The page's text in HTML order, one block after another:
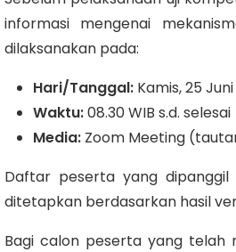
informasi mengenai
dilaksanakan pada:
Hari/Tanggal: Kamis, 25
Waktu:08.30 WIB s.d. selesai
Media: Zoom Meeting
Daftar peserta yang dipanggil
ditetapkan berdasarkan hasil
Bagi calon peserta yang telah